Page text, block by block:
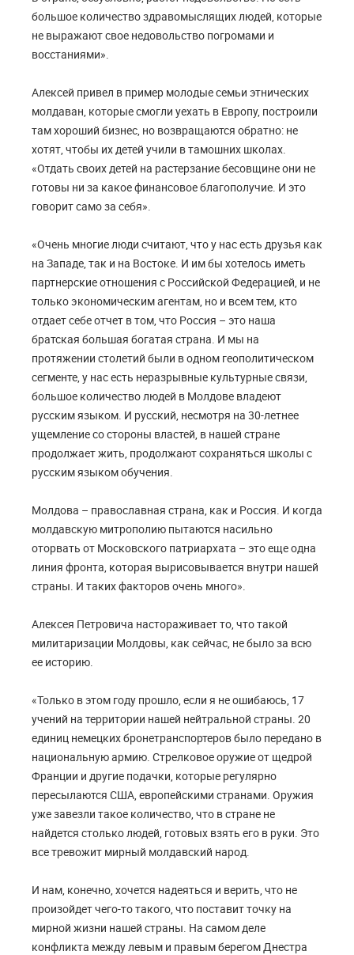
большое количество здравомыслящих людей, которые
не выражают свое недовольство погромами и
восстаниями».
Алексей привел в пример молодые семьи этнических
молдаван, которые смогли уехать в Европу, построили
там хороший бизнес, но возвращаются обратно: не
хотят, чтобы их детей учили в тамошних школах.
«Отдать своих детей на растерзание бесовщине они не
готовы ни за какое финансовое благополучие. И это
говорит само за себя».
«Очень многие люди считают, что у нас есть друзья как
на Западе, так и на Востоке. И им бы хотелось иметь
партнерские отношения с Российской Федерацией, и не
только экономическим агентам, но и всем тем, кто
отдает себе отчет в том, что Россия – это наша
братская большая богатая страна. И мы на
протяжении столетий были в одном геополитическом
сегменте, у нас есть неразрывные культурные связи,
большое количество людей в Молдове владеют
русским языком. И русский, несмотря на 30-летнее
ущемление со стороны властей, в нашей стране
продолжает жить, продолжают сохраняться школы с
русским языком обучения.
Молдова – православная страна, как и Россия. И когда
молдавскую митрополию пытаются насильно
оторвать от Московского патриархата – это еще одна
линия фронта, которая вырисовывается внутри нашей
страны. И таких факторов очень много».
Алексея Петровича настораживает то, что такой
милитаризации Молдовы, как сейчас, не было за всю
ее историю.
«Только в этом году прошло, если я не ошибаюсь, 17
учений на территории нашей нейтральной страны. 20
единиц немецких бронетранспортеров было передано в
национальную армию. Стрелковое оружие от щедрой
Франции и другие подачки, которые регулярно
пересылаются США, европейскими странами. Оружия
уже завезли такое количество, что в стране не
найдется столько людей, готовых взять его в руки. Это
все тревожит мирный молдавский народ.
И нам, конечно, хочется надеяться и верить, что не
произойдет чего-то такого, что поставит точку на
мирной жизни нашей страны. На самом деле
конфликта между левым и правым берегом Днестра